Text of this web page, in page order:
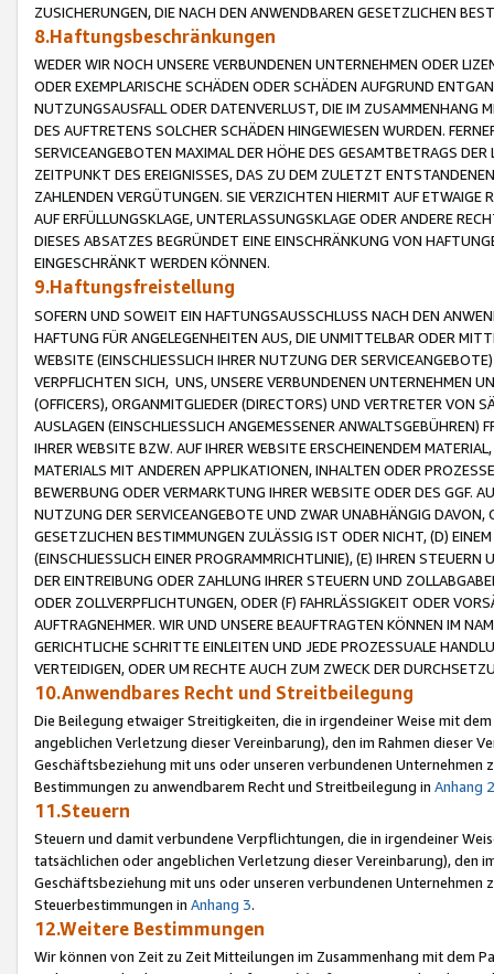
ZUSICHERUNGEN, DIE NACH DEN ANWENDBAREN GESETZLICHEN
8.Haftungsbeschränkungen
WEDER WIR NOCH UNSERE VERBUNDENEN UNTERNEHMEN ODER
ODER EXEMPLARISCHE SCHÄDEN ODER SCHÄDEN AUFGRUND
NUTZUNGSAUSFALL ODER DATENVERLUST, DIE IM ZUSAMMENHANG
DES AUFTRETENS SOLCHER SCHÄDEN HINGEWIESEN WURDEN.
SERVICEANGEBOTEN MAXIMAL DER HÖHE DES GESAMTBETRAGS
ZEITPUNKT DES EREIGNISSES, DAS ZU DEM ZULETZT
ZAHLENDEN VERGÜTUNGEN. SIE VERZICHTEN HIERMIT AUF
AUF ERFÜLLUNGSKLAGE, UNTERLASSUNGSKLAGE ODER ANDERE
DIESES ABSATZES BEGRÜNDET EINE EINSCHRÄNKUNG VON
EINGESCHRÄNKT WERDEN KÖNNEN.
9.Haftungsfreistellung
SOFERN UND SOWEIT EIN HAFTUNGSAUSSCHLUSS NACH DEN
HAFTUNG FÜR ANGELEGENHEITEN AUS, DIE UNMITTELBAR ODER
WEBSITE (EINSCHLIESSLICH IHRER NUTZUNG DER
VERPFLICHTEN SICH, UNS, UNSERE VERBUNDENEN UNTERNEHMEN
(OFFICERS), ORGANMITGLIEDER (DIRECTORS) UND VERTRETER VON
AUSLAGEN (EINSCHLIESSLICH ANGEMESSENER
IHRER WEBSITE BZW. AUF IHRER WEBSITE ERSCHEINENDEM
MATERIALS MIT ANDEREN APPLIKATIONEN, INHALTEN ODER
BEWERBUNG ODER VERMARKTUNG IHRER WEBSITE ODER DES GGF.
NUTZUNG DER SERVICEANGEBOTE UND ZWAR UNABHÄNGIG
GESETZLICHEN BESTIMMUNGEN ZULÄSSIG IST ODER NICHT, (D)
(EINSCHLIESSLICH EINER PROGRAMMRICHTLINIE), (E) IHREN
DER EINTREIBUNG ODER ZAHLUNG IHRER STEUERN UND
ODER ZOLLVERPFLICHTUNGEN, ODER (F) FAHRLÄSSIGKEIT ODER
AUFTRAGNEHMER. WIR UND UNSERE BEAUFTRAGTEN KÖNNEN IM
GERICHTLICHE SCHRITTE EINLEITEN UND JEDE PROZESSUALE
VERTEIDIGEN, ODER UM RECHTE AUCH ZUM ZWECK DER
10.Anwendbares Recht und Streitbeilegung
Die Beilegung etwaiger Streitigkeiten, die in irgendeiner Weise mit
angeblichen Verletzung dieser Vereinbarung), den im Rahmen dieser
Geschäftsbeziehung mit uns oder unseren verbundenen
Bestimmungen zu anwendbarem Recht und Streitbeilegung in Anhang 2
11.Steuern
Steuern und damit verbundene Verpflichtungen, die in irgendeiner
tatsächlichen oder angeblichen Verletzung dieser Vereinbarung), den
Geschäftsbeziehung mit uns oder unseren verbundenen
Steuerbestimmungen in Anhang 3.
12.Weitere Bestimmungen
Wir können von Zeit zu Zeit Mitteilungen im Zusammenhang mit dem